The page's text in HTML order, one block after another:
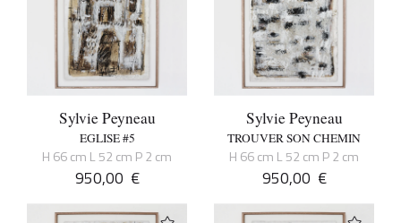
Sylvie Peyneau
EGLISE #5
H 66 cm L 52 cm P 2 cm
950,00 €
Sylvie Peyneau
TROUVER SON CHEMIN
H 66 cm L 52 cm P 2 cm
950,00 €